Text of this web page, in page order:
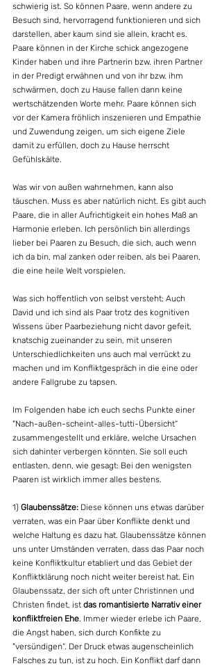
schwierig ist. So können Paare, wenn andere zu
Besuch sind, hervorragend funktionieren und sich
darstellen, aber kaum sind sie allein, kracht es.
Paare können in der Kirche schick angezogene
Kinder haben und ihre Partnerin bzw. ihren Partner
in der Predigt erwähnen und von ihr bzw. ihm
schwärmen, doch zu Hause fallen dann keine
wertschätzenden Worte mehr. Paare können sich
vor der Kamera fröhlich inszenieren und Empathie
und Zuwendung zeigen, um sich eigene Ziele
damit zu erfüllen, doch zu Hause herrscht
Gefühlskälte.
Was wir von außen wahrnehmen, kann also
täuschen. Muss es aber natürlich nicht. Es gibt auch
Paare, die in aller Aufrichtigkeit ein hohes Maß an
Harmonie erleben. Ich persönlich bin allerdings
lieber bei Paaren zu Besuch, die sich, auch wenn
ich da bin, mal zanken oder reiben, als bei Paaren,
die eine heile Welt vorspielen.
Was sich hoffentlich von selbst versteht: Auch
David und ich sind als Paar trotz des kognitiven
Wissens über Paarbeziehung nicht davor gefeit,
knatschig zueinander zu sein, mit unseren
Unterschiedlichkeiten uns auch mal verrückt zu
machen und im Konfliktgespräch in die eine oder
andere Fallgrube zu tapsen.
Im Folgenden habe ich euch sechs Punkte einer
"Nach-außen-scheint-alles-tutti-Übersicht“
zusammengestellt und erkläre, welche Ursachen
sich dahinter verbergen könnten. Sie soll euch
entlasten, denn, wie gesagt: Bei den wenigsten
Paaren ist wirklich immer alles bestens.
1) Glaubenssätze: Diese können uns etwas darüber
verraten, was ein Paar über Konflikte denkt und
welche Haltung es dazu hat. Glaubenssätze können
uns unter Umständen verraten, dass das Paar noch
keine Konfliktkultur etabliert und das Gebiet der
Konfliktklärung noch nicht weiter bereist hat. Ein
Glaubenssatz, der sich oft unter Christinnen und
Christen findet, ist das romantisierte Narrativ einer
konfliktfreien Ehe . Immer wieder erlebe ich Paare,
die Angst haben, sich durch Konfikte zu
"versündigen“. Der Druck etwas augenscheinlich
Falsches zu tun, ist zu hoch. Ein Konflikt darf dann